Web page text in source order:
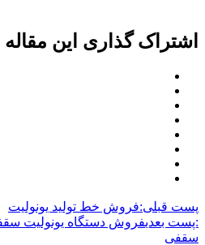
اشتراک گذاری این مقاله
پست قبلی:فروش خط تولید یونولیت
:پست بعدیفروش دستگاه یونولیت
سقفی